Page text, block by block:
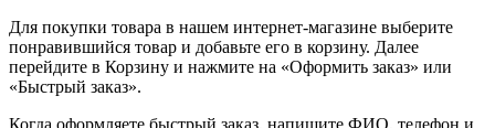
Для покупки товара в нашем интернет-магазине выберите
понравившийся товар и добавьте его в корзину. Далее
перейдите в Корзину и нажмите на «Оформить заказ» или
«Быстрый заказ».
Когда оформляете быстрый заказ, напишите ФИО, телефон и